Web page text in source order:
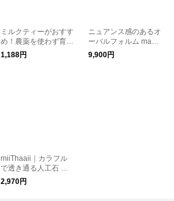
ミルクティーがおすす
め！農薬を使わず育て
られた ケニア山の紅
茶 コロコロ茶葉 200g
1,188円
ニュアンス感のあるオ
ーバルフォルム magia
|シルバーピアス #27
9,900円
miiThaaii｜カラフル
で透き通る人工石 ス
トーンキランチャーム
NO.2 kurashisha fogit
2,970円